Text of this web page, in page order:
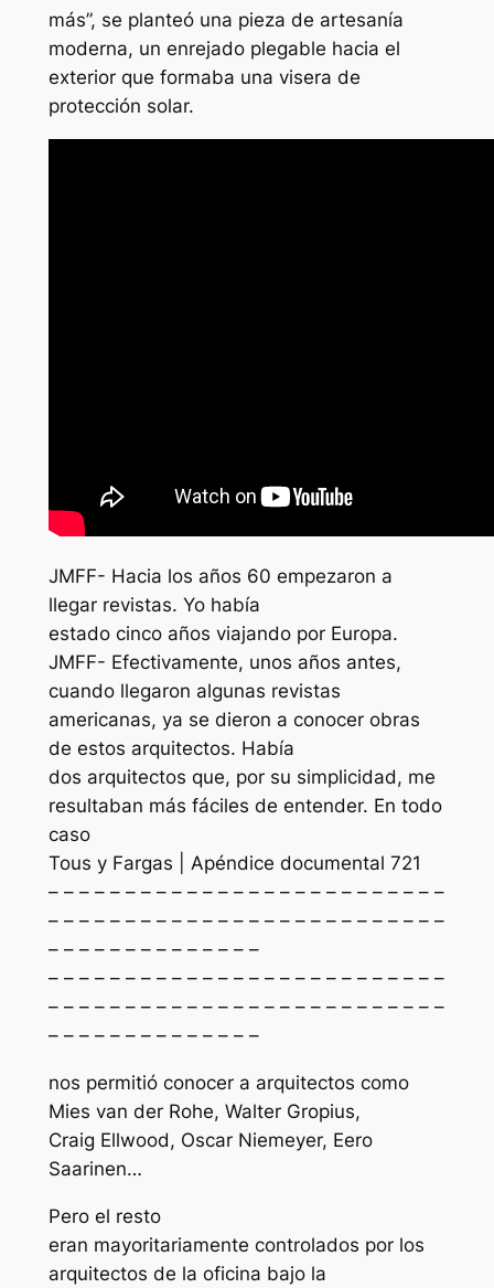
más”, se planteó una pieza de artesanía
moderna, un enrejado plegable hacia el
exterior que formaba una visera de
protección solar.
JMFF- Hacia los años 60 empezaron a
llegar revistas. Yo había
estado cinco años viajando por Europa.
JMFF- Efectivamente, unos años antes,
cuando llegaron algunas revistas
americanas, ya se dieron a conocer obras
de estos arquitectos. Había
dos arquitectos que, por su simplicidad, me
resultaban más fáciles de entender. En todo
caso
Tous y Fargas | Apéndice documental 721
– – – – – – – – – – – – – – – – – – – – – – – – – –
– – – – – – – – – – – – – – – – – – – – – – – – – –
– – – – – – – – – – – – – –
– – – – – – – – – – – – – – – – – – – – – – – – – –
– – – – – – – – – – – – – – – – – – – – – – – – – –
– – – – – – – – – – – – – –
nos permitió conocer a arquitectos como
Mies van der Rohe, Walter Gropius,
Craig Ellwood, Oscar Niemeyer, Eero
Saarinen…
Pero el resto
eran mayoritariamente controlados por los
arquitectos de la oficina bajo la